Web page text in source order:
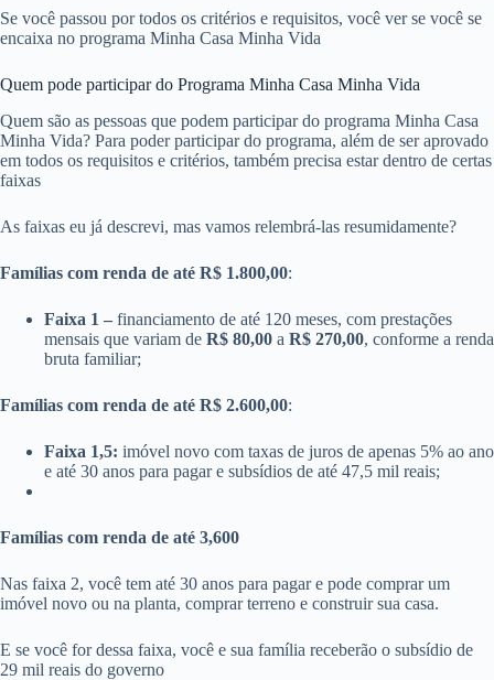
Se você passou por todos os critérios e requisitos, você ver se você se
encaixa no programa Minha Casa Minha Vida
Quem pode participar do Programa Minha Casa Minha Vida
Quem são as pessoas que podem participar do programa Minha Casa
Minha Vida? Para poder participar do programa, além de ser aprovado
em todos os requisitos e critérios, também precisa estar dentro de certas
faixas
As faixas eu já descrevi, mas vamos relembrá-las resumidamente?
Famílias com renda de até R$ 1.800,00:
Faixa 1 – financiamento de até 120 meses, com prestações
mensais que variam de R$ 80,00 a R$ 270,00, conforme a renda
bruta familiar;
Famílias com renda de até R$ 2.600,00:
Faixa 1,5: imóvel novo com taxas de juros de apenas 5% ao ano
e até 30 anos para pagar e subsídios de até 47,5 mil reais;
Famílias com renda de até 3,600
Nas faixa 2, você tem até 30 anos para pagar e pode comprar um
imóvel novo ou na planta, comprar terreno e construir sua casa.
E se você for dessa faixa, você e sua família receberão o subsídio de
29 mil reais do governo